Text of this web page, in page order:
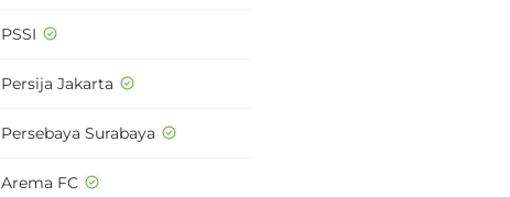
PSSI
Persija Jakarta
Persebaya Surabaya
Arema FC